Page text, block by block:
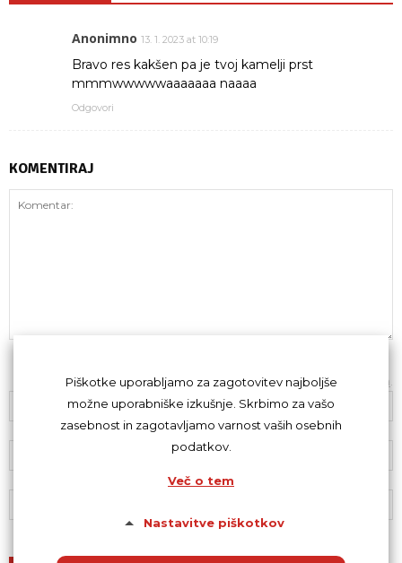
Anonimno 13. 1. 2023 at 10:19
Bravo res kakšen pa je tvoj kamelji prst
mmmwwwwwaaaaaaa naaaa
Odgovori
KOMENTIRAJ
Z oddajo komentarja se strinjaš skodeksom komentiranja
Piškotke uporabljamo za zagotovitev najboljše
možne uporabniške izkušnje. Skrbimo za vašo
zasebnost in zagotavljamo varnost vaših osebnih
podatkov.
Več o tem
Nastavitve piškotkov